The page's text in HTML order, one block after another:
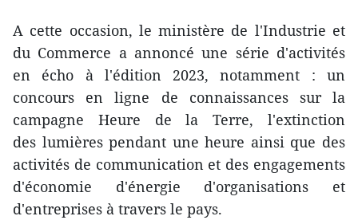
A cette occasion, le ministère de l'Industrie et
du Commerce a annoncé une série d'activités
en écho à l'édition 2023, notamment : un
concours en ligne de connaissances sur la
campagne Heure de la Terre, l'extinction
des lumières pendant une heure ainsi que des
activités de communication et des engagements
d'économie d'énergie d'organisations et
d'entreprises à travers le pays.